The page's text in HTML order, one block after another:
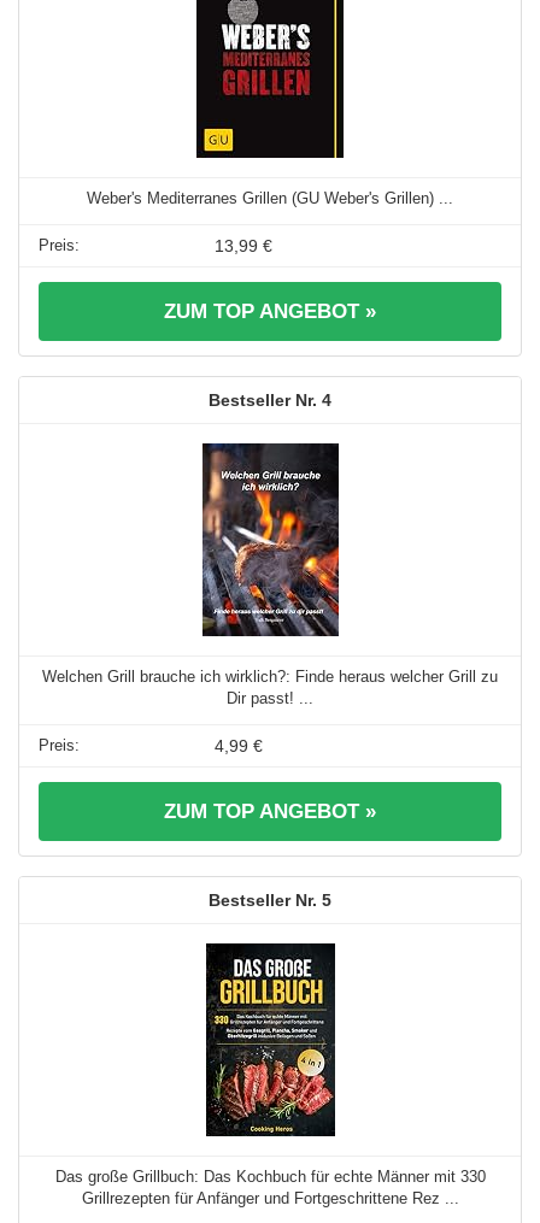
Weber's Mediterranes Grillen (GU Weber's Grillen) ...
13,99 €
ZUM TOP ANGEBOT »
4
Welchen Grill brauche ich wirklich?: Finde heraus welcher Grill zu
Dir passt! ...
4,99 €
ZUM TOP ANGEBOT »
5
Das große Grillbuch: Das Kochbuch für echte Männer mit 330
Grillrezepten für Anfänger und Fortgeschrittene Rez ...